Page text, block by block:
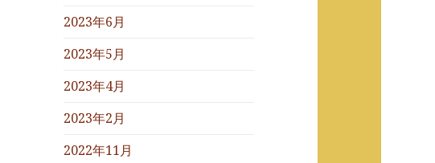
2023年6月
2023年5月
2023年4月
2023年2月
2022年11月